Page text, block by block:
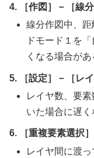
4. ［作図］－［線
線分作図中、
ドモード１を
くなる場合が
5. ［設定］－［レ
レイヤ数、要
いた場合に遅く
6. ［重複要素選択
レイヤ間に渡